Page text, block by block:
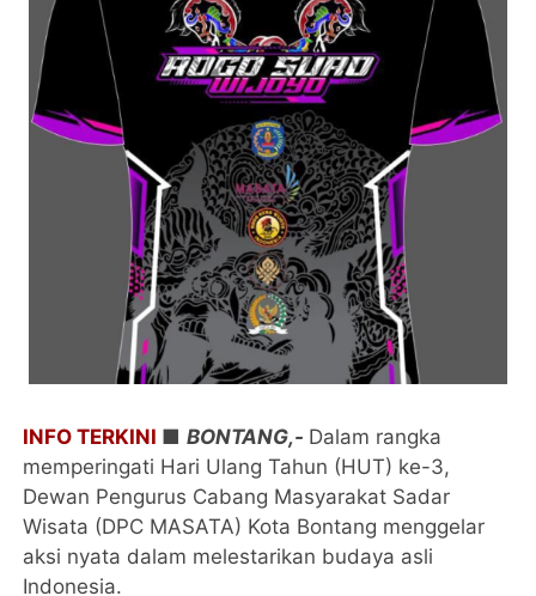
INFO TERKINI ■​BONTANG,- Dalam rangka
memperingati Hari Ulang Tahun (HUT) ke-3,
Dewan Pengurus Cabang Masyarakat Sadar
Wisata (DPC MASATA) Kota Bontang menggelar
aksi nyata dalam melestarikan budaya asli
Indonesia.